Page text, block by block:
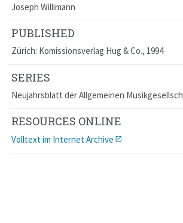
Joseph Willimann
PUBLISHED
Zürich: Komissionsverlag Hug & Co., 1994
SERIES
Neujahrsblatt der Allgemeinen
RESOURCES ONLINE
Volltext im Internet Archive